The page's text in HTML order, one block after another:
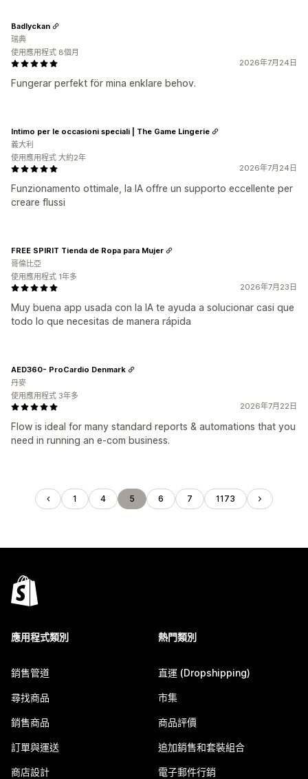
2026年7月24日
Fungerar perfekt för mina enklare behov.
Badlyckan
瑞典
使用應用程式 8個月
2026年7月24日
Funzionamento ottimale, la IA offre un supporto eccellente per
creare flussi
Intimo per le occasioni speciali | The Game Lingerie
義大利
使用應用程式 大約2年
2026年7月23日
Muy buena app usada con la IA te ayuda a solucionar casi que
todo lo que necesitas de manera rápida
FREE SPIRIT Tienda de Ropa para Mujer
哥倫比亞
使用應用程式 1年多
2026年7月22日
Flow is ideal for many standard reports & automations that you
need in running an e-com business.
AED360- ProCardio Denmark
丹麥
使用應用程式 3年多
1 4 5 6 7 1173
應用程式類別
銷售管道
尋找商品
銷售商品
訂單與運送
商店設計
熱門類別
直運 (Dropshipping)
市集
商品評價
追加銷售和套裝組合
電子郵件行銷